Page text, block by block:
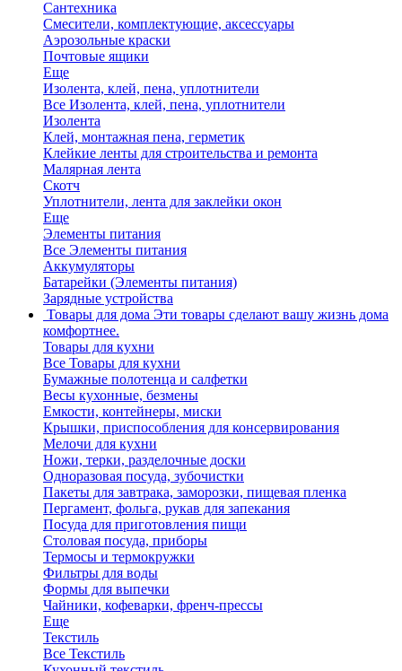
Сантехника
Смесители, комплектующие, аксессуары
Аэрозольные краски
Почтовые ящики
Еще
Изолента, клей, пена, уплотнители
Все Изолента, клей, пена, уплотнители
Изолента
Клей, монтажная пена, герметик
Клейкие ленты для строительства и ремонта
Малярная лента
Скотч
Уплотнители, лента для заклейки окон
Еще
Элементы питания
Все Элементы питания
Аккумуляторы
Батарейки (Элементы питания)
Зарядные устройства
Товары для дома Эти товары сделают вашу жизнь дома
комфортнее.
Товары для кухни
Все Товары для кухни
Бумажные полотенца и салфетки
Весы кухонные, безмены
Емкости, контейнеры, миски
Крышки, приспособления для консервирования
Мелочи для кухни
Ножи, терки, разделочные доски
Одноразовая посуда, зубочистки
Пакеты для завтрака, заморозки, пищевая пленка
Пергамент, фольга, рукав для запекания
Посуда для приготовления пищи
Столовая посуда, приборы
Термосы и термокружки
Фильтры для воды
Формы для выпечки
Чайники, кофеварки, френч-прессы
Еще
Текстиль
Все Текстиль